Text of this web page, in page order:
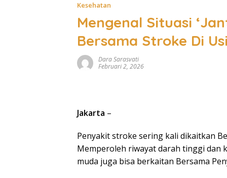
Kesehatan
Mengenal Situasi
Bersama Stroke Di
Dara Sarasvati
Februari 2, 2026
Jakarta –
Penyakit stroke sering kali dikaitkan
Memperoleh riwayat darah tinggi dan
muda juga bisa berkaitan Bersama